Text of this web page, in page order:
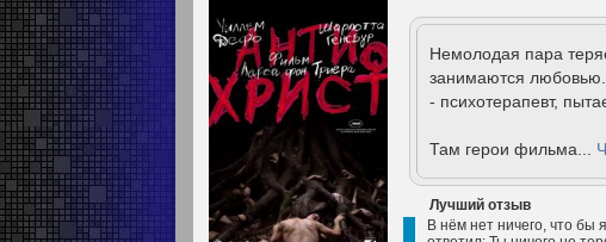
Немолодая пара
занимаются любовью.
- психотерапевт,
Там герои фильма...
Лучший отзыв
В нём нет ничего, что бы